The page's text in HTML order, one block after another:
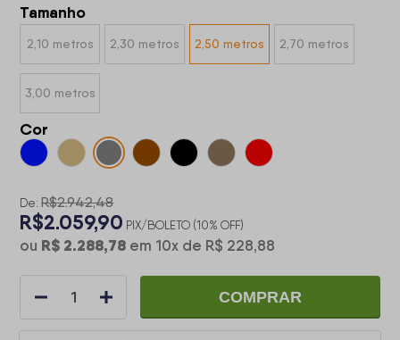
Tamanho
2,10 metros 2,30 metros 2,50 metros 2,70 metros
3,00 metros
Cor
De: R$2.942,48
R$2.059,90 PIX/BOLETO (10% OFF)
ou R$ 2.288,78 em 10x de R$ 228,88
COMPRAR